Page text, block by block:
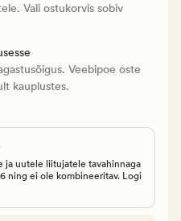
Vali ostukorvis sobiv
Veebipoe oste
kauplustes.
ja uutele liitujatele tavahinnaga
ning ei ole kombineeritav. Logi